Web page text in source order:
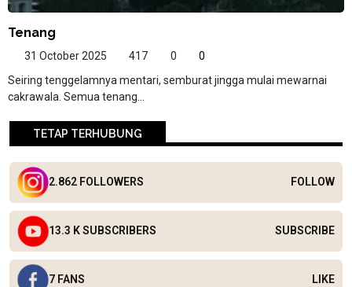
Tenang
31 October 2025 417 0
0
Seiring tenggelamnya mentari, semburat jingga mulai mewarnai
cakrawala. Semua tenang...
TETAP TERHUBUNG
2.862 FOLLOWERS FOLLOW
13.3 K SUBSCRIBERS SUBSCRIBE
7 FANS LIKE